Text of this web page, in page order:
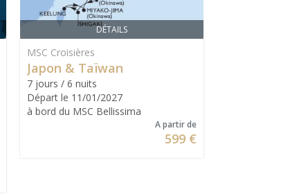
DÉTAILS
MSC Croisières
Japon & Taïwan
7 jours / 6 nuits
Départ le 11/01/2027
à bord du MSC Bellissima
A partir de
599 €